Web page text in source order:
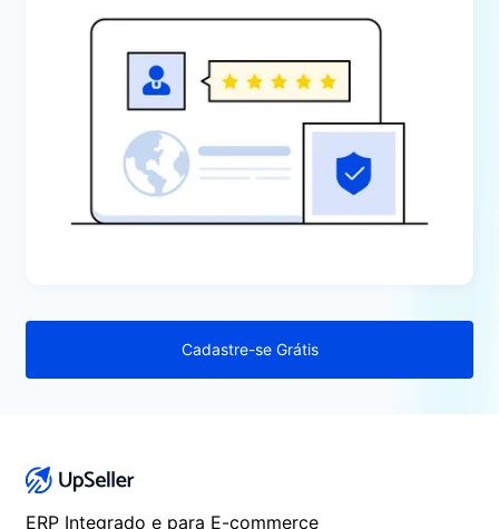
Cadastre-se Grátis
ERP Integrado e para E-commerce